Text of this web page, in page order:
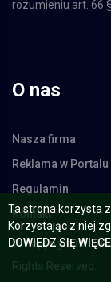
O nas
© Copyright
Rights Reserved.
Ta strona korzysta z
Korzystając z niej
DOWIEDZ SIĘ